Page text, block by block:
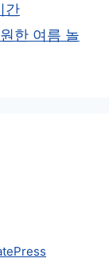
간
한 여름 놀